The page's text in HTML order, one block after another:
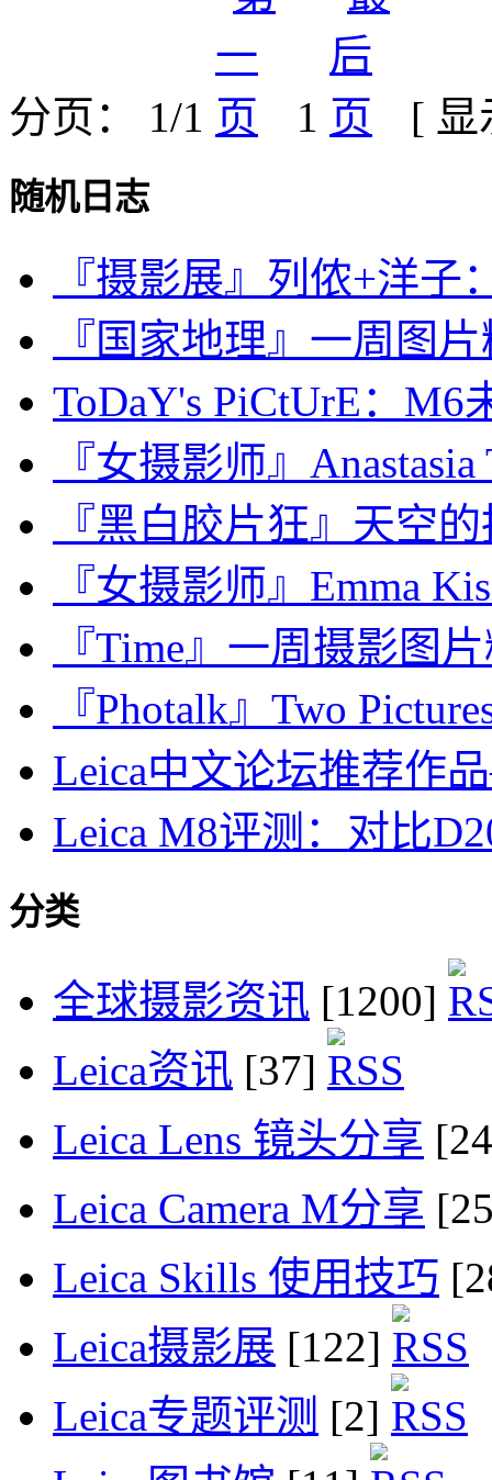
分页： 1/1 1 [
随机日志
『摄影展』列侬+洋子
『国家地理』一周图
ToDaY's PiCtUrE：M6
『女摄影师』
『黑白胶片狂』天空
『女摄影师』Emma
『Time』一周摄影图
『Photalk』Two
Leica中文论坛推荐作
Leica M8评测：对比
分类
全球摄影资讯 [1200]
Leica资讯 [37]
Leica Lens 镜头分享
Leica Camera M分享
Leica Skills 使用技巧
Leica摄影展 [122]
Leica专题评测 [2]